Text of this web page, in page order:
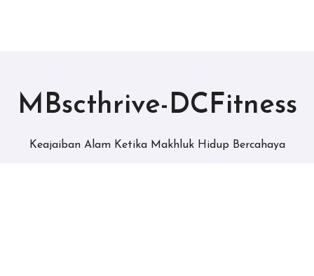
MBscthrive-DCFitness
Keajaiban Alam Ketika Makhluk Hidup Bercahaya